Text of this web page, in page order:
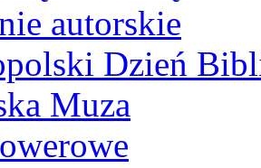
autorskie
Dzień
Muza